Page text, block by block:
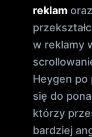
reklam
w reklamy
Heygen po
się do
którzy
bardziej